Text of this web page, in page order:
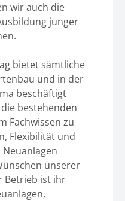
wir auch die
junger
bietet sämtliche
und in der
beschäftigt
bestehenden
Fachwissen zu
Flexibilität und
unserer
Betrieb ist ihr